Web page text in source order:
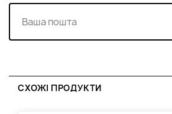
СХОЖІ ПРОДУКТИ